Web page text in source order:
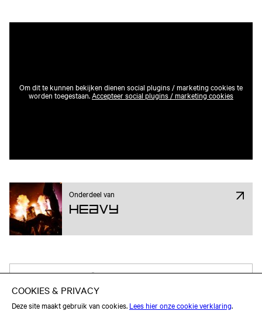
Om dit te kunnen bekijken dienen social plugins / marketing cookies te
worden toegestaan.Accepteer social plugins / marketing cookies
Onderdeel van
Heavy
Attend op Facebook